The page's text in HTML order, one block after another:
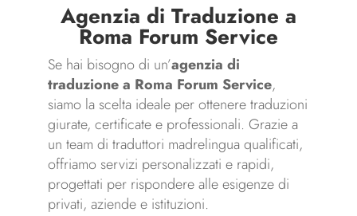
Agenzia di Traduzione a
Roma Forum Service
Se hai bisogno di un’agenzia di
traduzione a Roma Forum Service,
siamo la scelta ideale per ottenere traduzioni
giurate, certificate e professionali. Grazie a
un team di traduttori madrelingua qualificati,
offriamo servizi personalizzati e rapidi,
progettati per rispondere alle esigenze di
privati, aziende e istituzioni.